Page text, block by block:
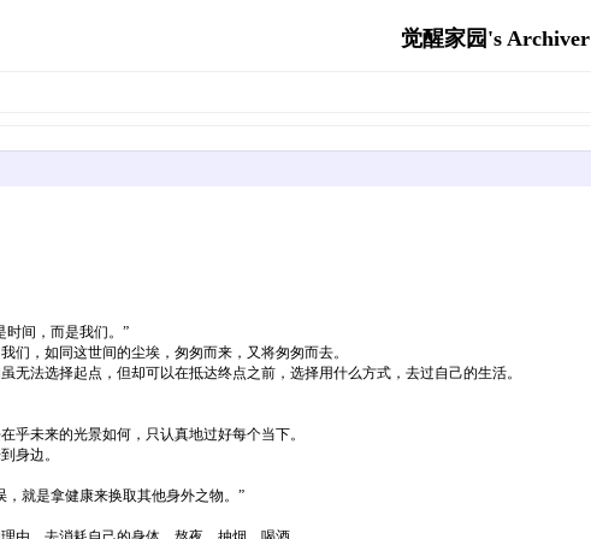
觉醒家园's Archiver
时间，而是我们。”
们，如同这世间的尘埃，匆匆而来，又将匆匆而去。
无法选择起点，但却可以在抵达终点之前，选择用什么方式，去过自己的生活。
乎未来的光景如何，只认真地过好每个当下。
身边。
就是拿健康来换取其他身外之物。”